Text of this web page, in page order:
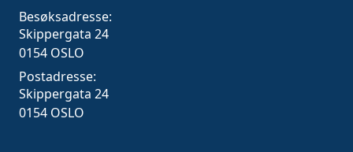
Besøksadresse:
Skippergata 24
0154 OSLO
Postadresse:
Skippergata 24
0154 OSLO